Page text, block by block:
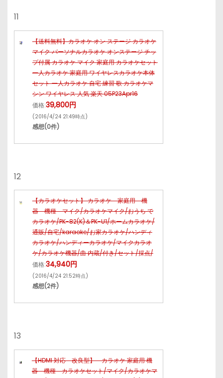
11
【送料無料】カラオケ オン ステージ カラオケ
マイク パーソナルカラオケ オンステージ チッ
プ付属 カラオケ マイク 家庭用 カラオケセット
一人カラオケ 家庭用 ワイヤレスカラオケ本体
セット 一人カラオケ 自宅 練習 歌 カラオケマ
シン ワイヤレス 人気 楽天 05P23Apr16
価格:39,800円
(2016/4/24 21:49時点)
感想(0件)
12
【カラオケセット】 カラオケ 家庭用 機
器 機種 マイク/カラオケマイク/おうち で
カラオケ/PK-82(K)＆PK-U1/ホームカラオケ/
通販/自宅/karaoke/お家カラオケ/ハンディ
カラオケ/ハンディーカラオケ/マイクカラオ
ケ/カラオケ機器/曲 内蔵/付き/セット/採点/
価格:34,940円
(2016/4/24 21:52時点)
感想(2件)
13
【HDMI 対応 改良型】 カラオケ 家庭用 機
器 機種 カラオケセット/マイク/カラオケマ